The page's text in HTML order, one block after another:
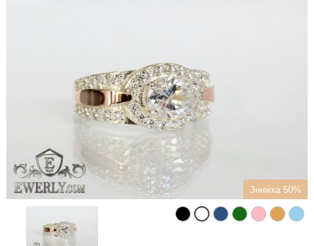
Знижка 50%